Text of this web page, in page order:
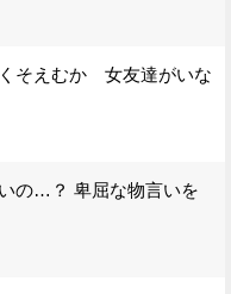
くそえむか 女友達がいな
の…？ 卑屈な物言いを